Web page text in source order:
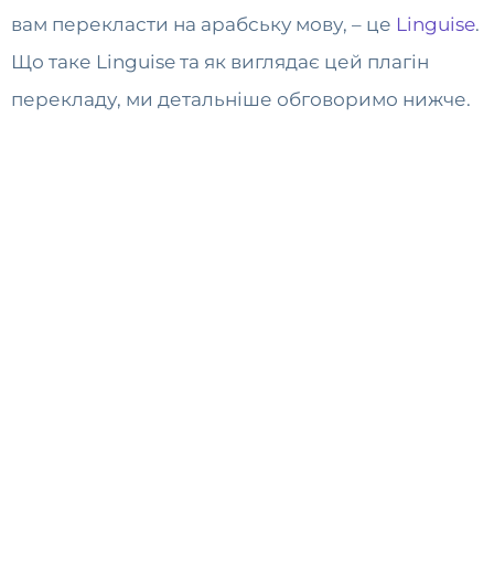
вам перекласти на арабську мову, – це Linguise.
Що таке Linguise та як виглядає цей плагін
перекладу, ми детальніше обговоримо нижче.